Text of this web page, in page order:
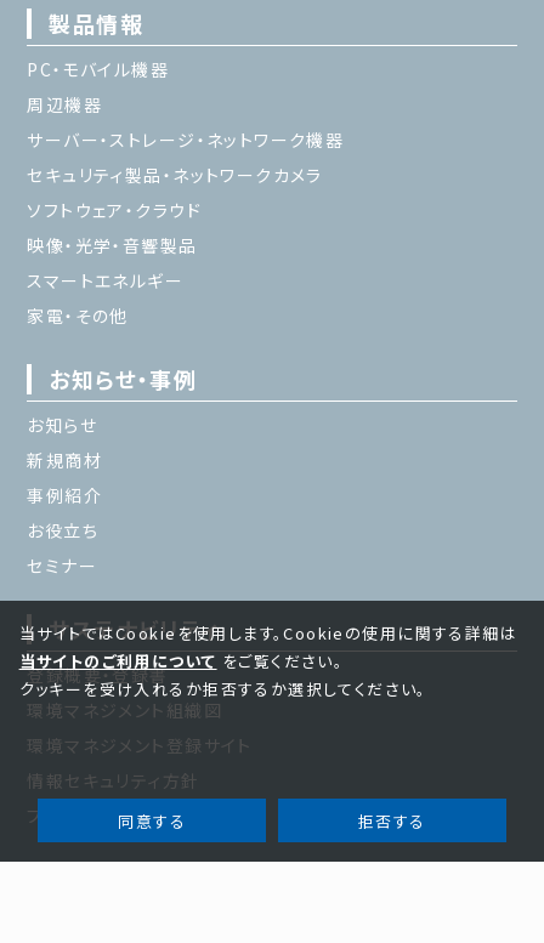
製品情報
PC・モバイル機器
周辺機器
サーバー・ストレージ・ネットワーク機器
セキュリティ製品・ネットワークカメラ
ソフトウェア・クラウド
映像・光学・音響製品
スマートエネルギー
家電・その他
お知らせ・事例
お知らせ
新規商材
事例紹介
お役立ち
セミナー
サステナビリティ
登録概要・登録書
環境マネジメント組織図
環境マネジメント登録サイト
情報セキュリティ方針
プライバシーポリシー
当サイトではCookieを使用します。Cookieの使用に関する詳細は
当サイトのご利用について をご覧ください。
クッキーを受け入れるか拒否するか選択してください。
同意する 拒否する